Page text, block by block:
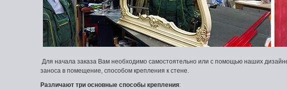
Для начала заказа Вам необходимо самостоятельно или с помощью наших
заноса в помещение, способом крепления к стене.
Различают три основные способы крепления: